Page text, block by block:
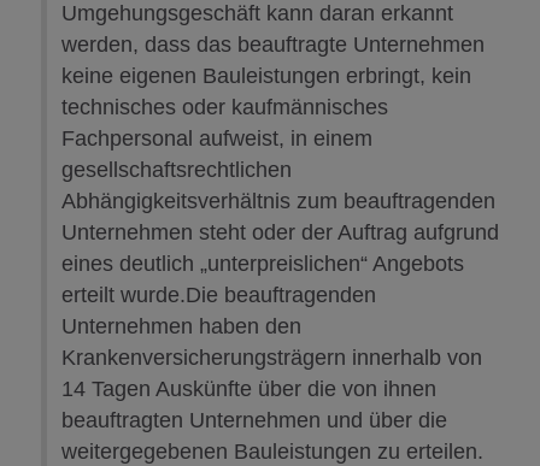
Umgehungsgeschäft kann daran erkannt
werden, dass das beauftragte Unternehmen
keine eigenen Bauleistungen erbringt, kein
technisches oder kaufmännisches
Fachpersonal aufweist, in einem
gesellschaftsrechtlichen
Abhängigkeitsverhältnis zum beauftragenden
Unternehmen steht oder der Auftrag aufgrund
eines deutlich „unterpreislichen“ Angebots
erteilt wurde.Die beauftragenden
Unternehmen haben den
Krankenversicherungsträgern innerhalb von
14 Tagen Auskünfte über die von ihnen
beauftragten Unternehmen und über die
weitergegebenen Bauleistungen zu erteilen.